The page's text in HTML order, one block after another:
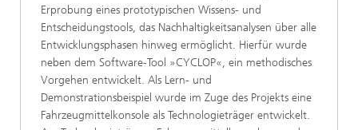
Erprobung eines prototypischen Wissens- und
Entscheidungstools, das Nachhaltigkeitsanalysen über alle
Entwicklungsphasen hinweg ermöglicht. Hierfür wurde
neben dem Software-Tool »CYCLOP«, ein methodisches
Vorgehen entwickelt. Als Lern- und
Demonstrationsbeispiel wurde im Zuge des Projekts eine
Fahrzeugmittelkonsole als Technologieträger entwickelt.